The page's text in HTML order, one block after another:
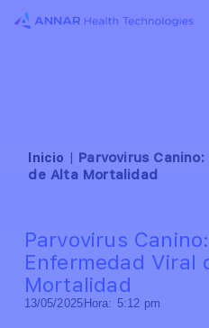
Inicio | Parvovirus
de Alta Mortalidad
Parvovirus
Enfermedad Viral
Mortalidad
13/05/2025 Hora: 5:12 pm